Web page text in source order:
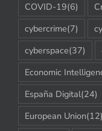
COVID-19(6)
cybercrime(7)
cyberspace(37)
Economic
España Digital(24)
European Union(12)